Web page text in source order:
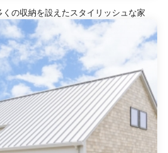
の収納を設えたスタイリッシュな家